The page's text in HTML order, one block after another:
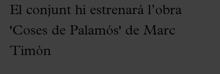
El conjunt hi estrenarà l’obra
'Coses de Palamós' de Marc
Timón